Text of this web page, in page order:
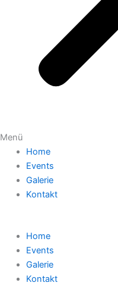
Menü
Home
Events
Galerie
Kontakt
Home
Events
Galerie
Kontakt